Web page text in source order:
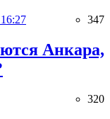
347
Анкара,
320